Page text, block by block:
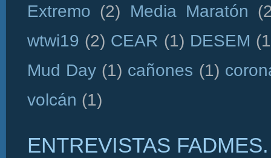
Extremo (2) Media Maratón
wtwi19 (2) CEAR (1) DESEM
Mud Day (1) cañones (1)
volcán (1)
ENTREVISTAS